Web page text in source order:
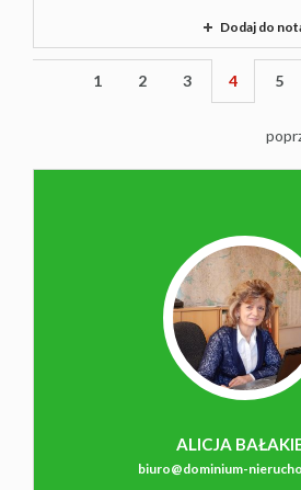
Dodaj do
1 2 3 4 5
ALICJA
biuro@dominium-